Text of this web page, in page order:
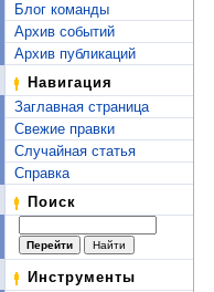
Блог команды
Архив событий
Архив публикаций
Навигация
Заглавная страница
Свежие правки
Случайная статья
Справка
Поиск
Инструменты